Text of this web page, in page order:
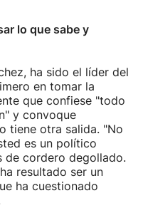
lo que sabe y
ha sido el líder del
en tomar la
que confiese "todo
y convoque
tiene otra salida. "No
es un político
de cordero degollado.
resultado ser un
ha cuestionado